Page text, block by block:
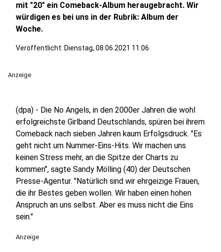
mit "20" ein Comeback-Album heraugebracht. Wir
würdigen es bei uns in der Rubrik: Album der
Woche.
Veröffentlicht: Dienstag, 08.06.2021 11:06
Anzeige
(dpa) - Die No Angels, in den 2000er Jahren die wohl
erfolgreichste Girlband Deutschlands, spüren bei ihrem
Comeback nach sieben Jahren kaum Erfolgsdruck. "Es
geht nicht um Nummer-Eins-Hits. Wir machen uns
keinen Stress mehr, an die Spitze der Charts zu
kommen", sagte Sandy Mölling (40) der Deutschen
Presse-Agentur. "Natürlich sind wir ehrgeizige Frauen,
die ihr Bestes geben wollen. Wir haben einen hohen
Anspruch an uns selbst. Aber es muss nicht die Eins
sein."
Anzeige